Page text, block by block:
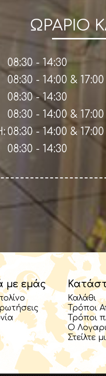
ΩΡΑΡΙΟ
08:30 - 14:30
08:30 - 14:00 &
08:30 - 14:30
08:30 - 14:00 &
08:30 - 14:00 &
08:30 - 14:30
με εμάς
Καλάθι
Τρόποι
Τρόποι
Ο
Στείλτε